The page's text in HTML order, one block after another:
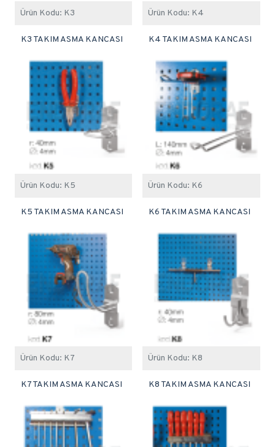
Ürün Kodu: K3
K3 TAKIM ASMA KANCASI
Ürün Kodu: K4
K4 TAKIM ASMA KANCASI
Ürün Kodu: K5
K5 TAKIM ASMA KANCASI
Ürün Kodu: K6
K6 TAKIM ASMA KANCASI
Ürün Kodu: K7
K7 TAKIM ASMA KANCASI
Ürün Kodu: K8
K8 TAKIM ASMA KANCASI